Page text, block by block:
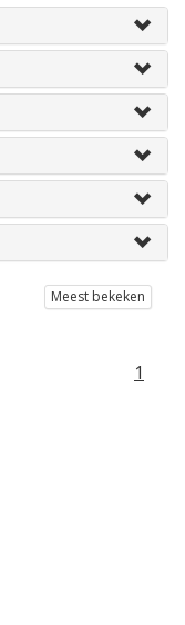
Meest bekeken
1